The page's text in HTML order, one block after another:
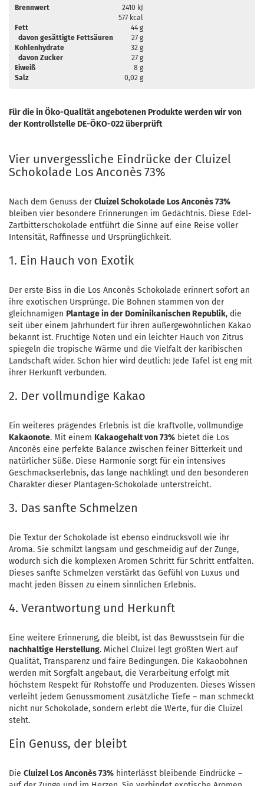
Brennwert
2410 kJ
577 kcal
Fett
44 g
davon gesättigte Fettsäuren
27 g
Kohlenhydrate
32 g
davon Zucker
27 g
Eiweiß
8 g
Salz
0,02 g
Für die in Öko-Qualität angebotenen Produkte werden wir von
der Kontrollstelle DE-ÖKO-022 überprüft
Vier unvergessliche Eindrücke der Cluizel
Schokolade Los Anconès 73%
Nach dem Genuss derCluizel Schokolade Los Anconès 73%
bleiben vier besondere Erinnerungen im Gedächtnis. Diese Edel-
Zartbitterschokolade entführt die Sinne auf eine Reise voller
Intensität, Raffinesse und Ursprünglichkeit.
1. Ein Hauch von Exotik
Der erste Biss in die Los Anconès Schokolade erinnert sofort an
ihre exotischen Ursprünge. Die Bohnen stammen von der
gleichnamigen Plantage in der Dominikanischen Republik, die
seit über einem Jahrhundert für ihren außergewöhnlichen Kakao
bekannt ist. Fruchtige Noten und ein leichter Hauch von Zitrus
spiegeln die tropische Wärme und die Vielfalt der karibischen
Landschaft wider. Schon hier wird deutlich: Jede Tafel ist eng mit
ihrer Herkunft verbunden.
2. Der vollmundige Kakao
Ein weiteres prägendes Erlebnis ist die kraftvolle, vollmundige
Kakaonote. Mit einem Kakaogehalt von 73% bietet die Los
Anconès eine perfekte Balance zwischen feiner Bitterkeit und
natürlicher Süße. Diese Harmonie sorgt für ein intensives
Geschmackserlebnis, das lange nachklingt und den besonderen
Charakter dieser Plantagen-Schokolade unterstreicht.
3. Das sanfte Schmelzen
Die Textur der Schokolade ist ebenso eindrucksvoll wie ihr
Aroma. Sie schmilzt langsam und geschmeidig auf der Zunge,
wodurch sich die komplexen Aromen Schritt für Schritt entfalten.
Dieses sanfte Schmelzen verstärkt das Gefühl von Luxus und
macht jeden Bissen zu einem sinnlichen Erlebnis.
4. Verantwortung und Herkunft
Eine weitere Erinnerung, die bleibt, ist das Bewusstsein für die
nachhaltige Herstellung. Michel Cluizel legt größten Wert auf
Qualität, Transparenz und faire Bedingungen. Die Kakaobohnen
werden mit Sorgfalt angebaut, die Verarbeitung erfolgt mit
höchstem Respekt für Rohstoffe und Produzenten. Dieses Wissen
verleiht jedem Genussmoment zusätzliche Tiefe – man schmeckt
nicht nur Schokolade, sondern erlebt die Werte, für die Cluizel
steht.
Ein Genuss, der bleibt
Die Cluizel Los Anconès 73% hinterlässt bleibende Eindrücke –